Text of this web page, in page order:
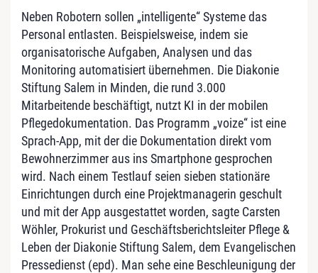
Neben Robotern sollen „intelligente“ Systeme das
Personal entlasten. Beispielsweise, indem sie
organisatorische Aufgaben, Analysen und das
Monitoring automatisiert übernehmen. Die Diakonie
Stiftung Salem in Minden, die rund 3.000
Mitarbeitende beschäftigt, nutzt KI in der mobilen
Pflegedokumentation. Das Programm „voize“ ist eine
Sprach-App, mit der die Dokumentation direkt vom
Bewohnerzimmer aus ins Smartphone gesprochen
wird. Nach einem Testlauf seien sieben stationäre
Einrichtungen durch eine Projektmanagerin geschult
und mit der App ausgestattet worden, sagte Carsten
Wöhler, Prokurist und Geschäftsberichtsleiter Pflege &
Leben der Diakonie Stiftung Salem, dem Evangelischen
Pressedienst (epd). Man sehe eine Beschleunigung der